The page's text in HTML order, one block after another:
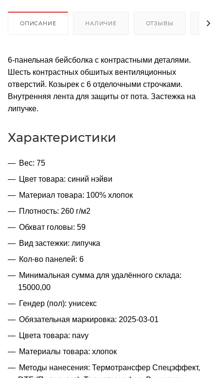
ОПИСАНИЕ НАЛИЧИЕ ОТЗЫВЫ
6-панельная бейсболка с контрастными деталями.
Шесть контрастных обшитых вентиляционных
отверстий. Козырек с 6 отделочными строчками.
Внутренняя лента для защиты от пота. Застежка на
липучке.
Характеристики
Вес: 75
Цвет товара: синий нэйви
Материал товара: 100% хлопок
Плотность: 260 г/м2
Обхват головы: 59
Вид застежки: липучка
Кол-во панелей: 6
Минимальная сумма для удалённого склада:
15000,00
Гендер (пол): унисекс
Обязательная маркировка: 2025-03-01
Цвета товара: navy
Материалы товара: хлопок
Методы нанесения: Термотрансфер Спецэффект,